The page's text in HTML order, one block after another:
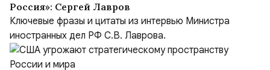
Россия»: Сергей Лавров
Ключевые фразы и цитаты из интервью Министра
иностранных дел РФ С.В. Лаврова.